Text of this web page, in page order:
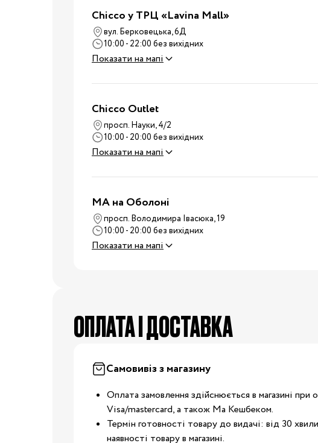
Вулиця
Коляски
Віжки
Нагрудні сумки
Дитячий транспорт
Аксесуари для колясок
Подорожі
Автокрісла
Аксесуари для
подорожей
Валізи для подорожей
Годування
Дитячі суміші
Пюре та снеки
Стільчики для годування
Аксесуари для стільчиків
Пустушки, карабіни
Машини для приготування
Підігрівачі та
Пароварки-блендери
Слинявчики та нагрудники
Дитячий посуд
Chicco у ТРЦ «Lavina Mall»
вул. Берковецька, 6Д
10:00 - 22:00 без вихідних
Показати на мапі
Chicco Outlet
просп. Науки, 4/2
10:00 - 20:00 без вихідних
Показати на мапі
MA на Оболоні
просп. Володимира Івасюка, 19
10:00 - 20:00 без вихідних
Показати на мапі
OПЛАТА І ДОСТАВКА
Самовивіз з магазину
Оплата замовлення здійснюється в магазині при
Visa/mastercard, а також Ма Кешбеком.
Термін готовності товару до видачі: від 30
наявності товару в магазині.